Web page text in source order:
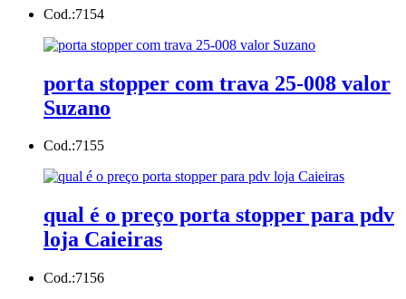
Cod.:7154
porta stopper com trava 25-008 valor
Suzano
Cod.:7155
qual é o preço porta stopper para pdv
loja Caieiras
Cod.:7156